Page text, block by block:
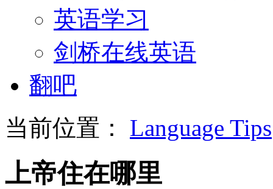
英语学习
剑桥在线英语
翻吧
当前位置： Language Tips
上帝住在哪里